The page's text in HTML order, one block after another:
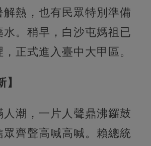
解熱，也有民眾特別準備
水。稍早，白沙屯媽祖已
正式進入臺中大甲區。
】
人潮，一片人聲鼎沸鑼鼓
眾齊聲高喊高喊。賴總統